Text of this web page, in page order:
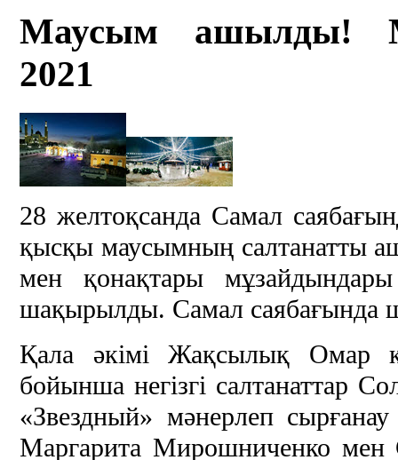
Маусым ашылды!
2021
28 желтоқсанда Самал
қысқы маусымның салтанатты
мен қонақтары
шақырылды. Самал саябағында
Қала әкімі Жақсылық Омар
бойынша негізгі салтанаттар
«Звездный» мәнерлеп
Маргарита Мирошниченко мен